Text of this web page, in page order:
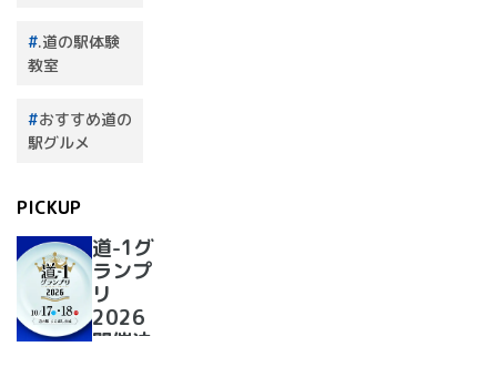
.道の駅体験
教室
おすすめ道の
駅グルメ
PICKUP
道-1グ
ランプ
リ
2026
開催決